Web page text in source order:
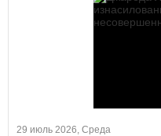
29 июль 2026, Среда